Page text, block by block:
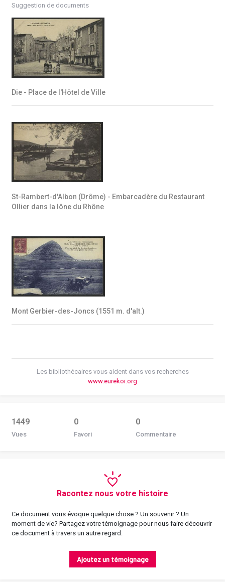
Suggestion de documents
Die - Place de l'Hôtel de Ville
St-Rambert-d'Albon (Drôme) - Embarcadère du Restaurant
Ollier dans la lône du Rhône
Mont Gerbier-des-Joncs (1551 m. d'alt.)
Les bibliothécaires vous aident dans vos recherches
www.eurekoi.org
1449
Vues
0
Favori
0
Commentaire
Racontez nous votre histoire
Ce document vous évoque quelque chose ? Un souvenir ? Un
moment de vie? Partagez votre témoignage pour nous faire découvrir
ce document à travers un autre regard.
Ajoutez un témoignage